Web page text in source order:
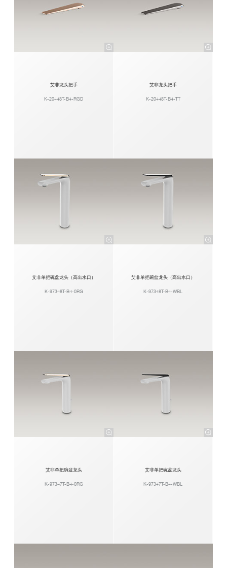
艾非龙头把手
K-20448T-B4-RGD
艾非龙头把手
K-20448T-B4-TT
艾非单把碗盆龙头（高出水口）
K-97348T-B4-0RG
艾非单把碗盆龙头（高出水口）
K-97348T-B4-WBL
艾非单把碗盆龙头
K-97347T-B4-0RG
艾非单把碗盆龙头
K-97347T-B4-WBL